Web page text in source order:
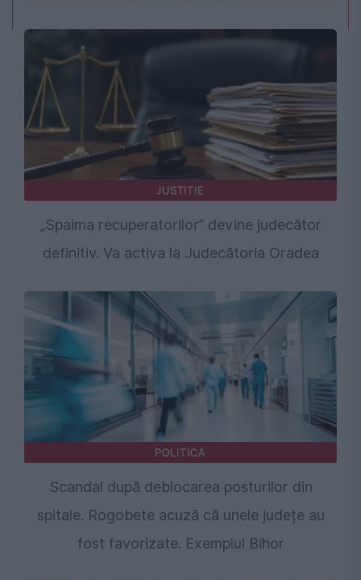
JUSTITIE
„Spaima recuperatorilor” devine judecător
definitiv. Va activa la Judecătoria Oradea
POLITICA
Scandal după deblocarea posturilor din
spitale. Rogobete acuză că unele județe au
fost favorizate. Exemplul Bihor